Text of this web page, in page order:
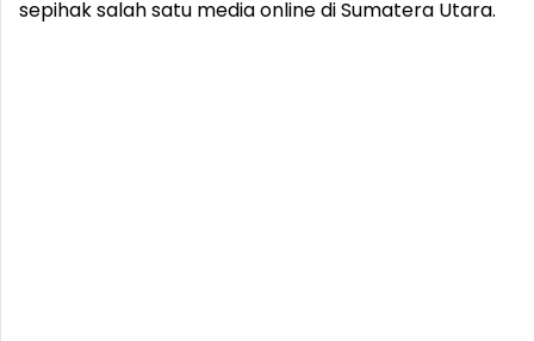
sepihak salah satu media online di Sumatera Utara.